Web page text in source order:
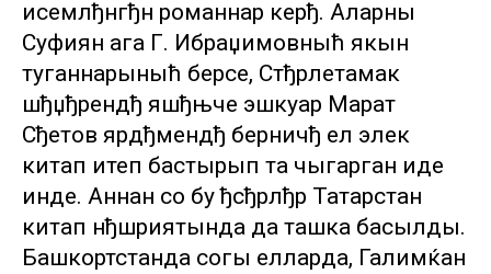
исемлђнгђн романнар керђ. Аларны
Суфиян ага Г. Ибраџимовныћ якын
туганнарыныћ берсе, Стђрлетамак
шђџђрендђ яшђњче эшкуар Марат
Сђетов ярдђмендђ берничђ ел элек
китап итеп бастырып та чыгарган иде
инде. Аннан соң бу ђсђрлђр Татарстан
китап нђшриятында да ташка басылды.
Башкортстанда соңгы елларда, Галимќан